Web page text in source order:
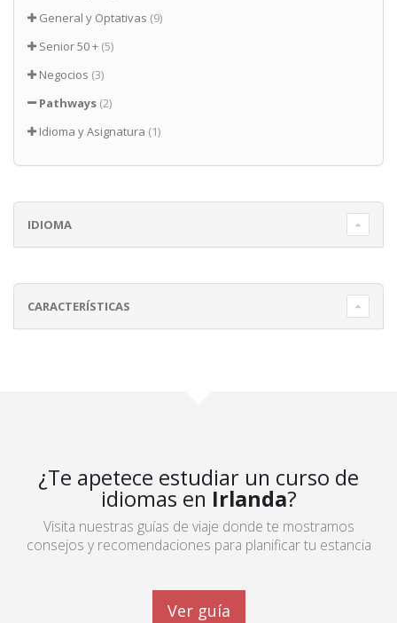
General y Optativas (9)
Senior 50 + (5)
Negocios (3)
Pathways (2)
Idioma y Asignatura (1)
IDIOMA
CARACTERÍSTICAS
¿Te apetece estudiar un curso de
idiomas en Irlanda?
Visita nuestras guías de viaje donde te mostramos
consejos y recomendaciones para planificar tu estancia
Ver guía